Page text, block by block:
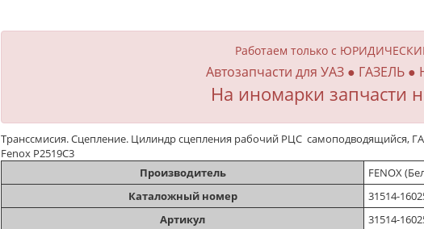
Работаем только с
Автозапчасти для УАЗ ● ГАЗЕЛЬ
На иномарки запчасти
Транссмисия. Сцепление. Цилиндр сцепления рабочий РЦС самоподводящийся,
Fenox Р2519С3
Производитель
FENOX
Каталожный номер
31514-
Артикул
31514-